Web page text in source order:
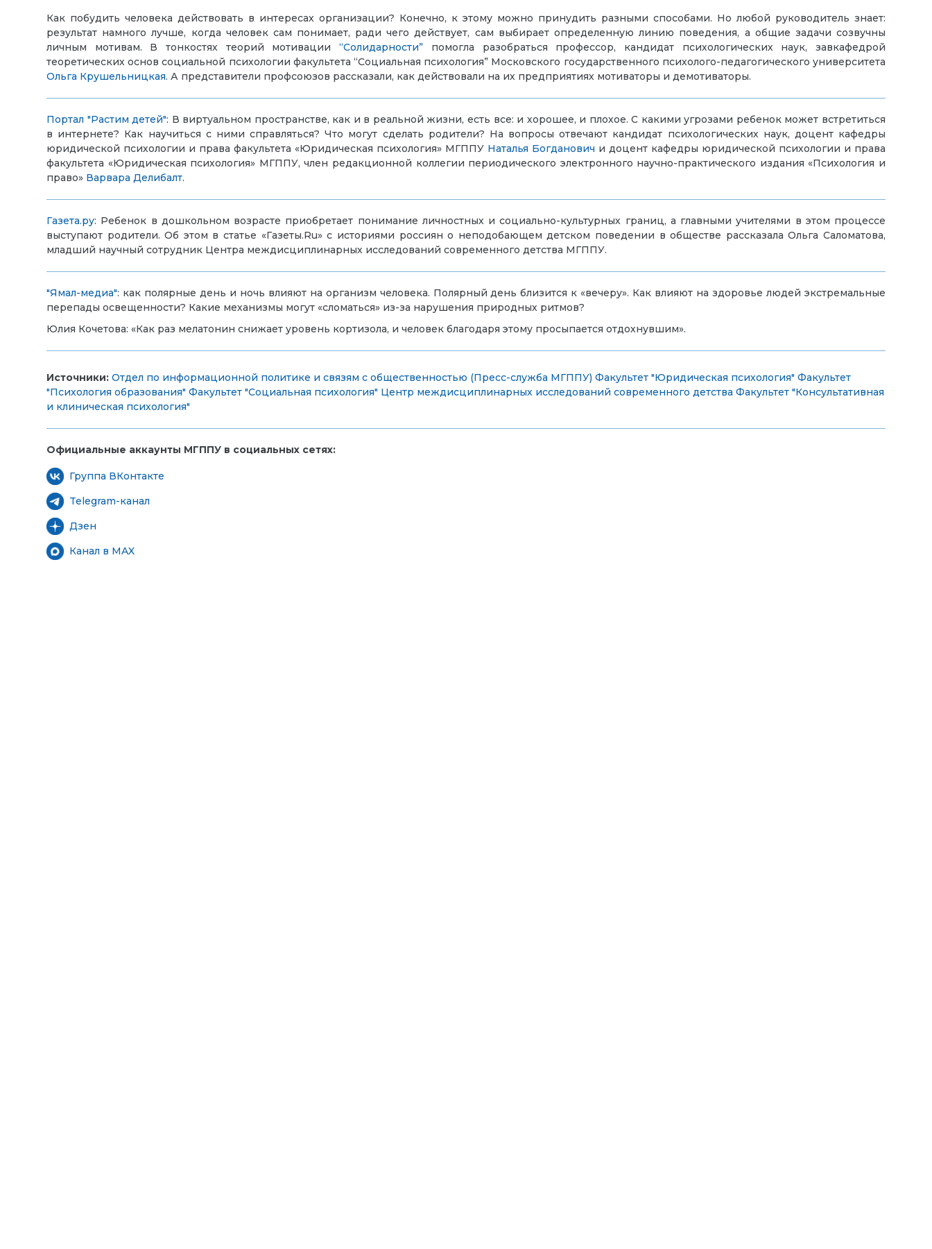
Как побудить человека действовать в интересах организации? Конечно, к этому можно принудить разными способами. Но любой руководитель знает:
результат намного лучше, когда человек сам понимает, ради чего действует, сам выбирает определенную линию поведения, а общие задачи созвучны
личным мотивам. В тонкостях теорий мотивации“Солидарности” помогла разобраться профессор, кандидат психологических наук, завкафедрой
теоретических основ социальной психологии факультета “Социальная психология” Московского государственного психолого-педагогического университета
Ольга Крушельницкая. А представители профсоюзов рассказали, как действовали на их предприятиях мотиваторы и демотиваторы.
Портал "Растим детей": В виртуальном пространстве, как и в реальной жизни, есть все: и хорошее, и плохое. С какими угрозами ребенок может встретиться
в интернете? Как научиться с ними справляться? Что могут сделать родители? На вопросы отвечают кандидат психологических наук, доцент кафедры
юридической психологии и права факультета «Юридическая психология» МГППУ Наталья Богданович и доцент кафедры юридической психологии и права
факультета «Юридическая психология» МГППУ, член редакционной коллегии периодического электронного научно-практического издания «Психология и
право» Варвара Делибалт.
Газета.ру: Ребенок в дошкольном возрасте приобретает понимание личностных и социально-культурных границ, а главными учителями в этом процессе
выступают родители. Об этом в статье «Газеты.Ru» с историями россиян о неподобающем детском поведении в обществе рассказала Ольга Саломатова,
младший научный сотрудник Центра междисциплинарных исследований современного детства МГППУ.
"Ямал-медиа": как полярные день и ночь влияют на организм человека. Полярный день близится к «вечеру». Как влияют на здоровье людей экстремальные
перепады освещенности? Какие механизмы могут «сломаться» из-за нарушения природных ритмов?
Юлия Кочетова: «Как раз мелатонин снижает уровень кортизола, и человек благодаря этому просыпается отдохнувшим».
Источники: Отдел по информационной политике и связям с общественностью (Пресс-служба МГППУ) Факультет "Юридическая психология" Факультет
"Психология образования" Факультет "Социальная психология" Центр междисциплинарных исследований современного детства Факультет "Консультативная
и клиническая психология"
Официальные аккаунты МГППУ в социальных сетях:
Группа ВКонтакте
Telegram-канал
Дзен
Канал в MAX